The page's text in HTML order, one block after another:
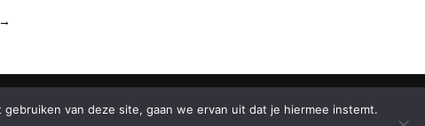
→
van deze site, gaan we ervan uit dat je hiermee instemt.